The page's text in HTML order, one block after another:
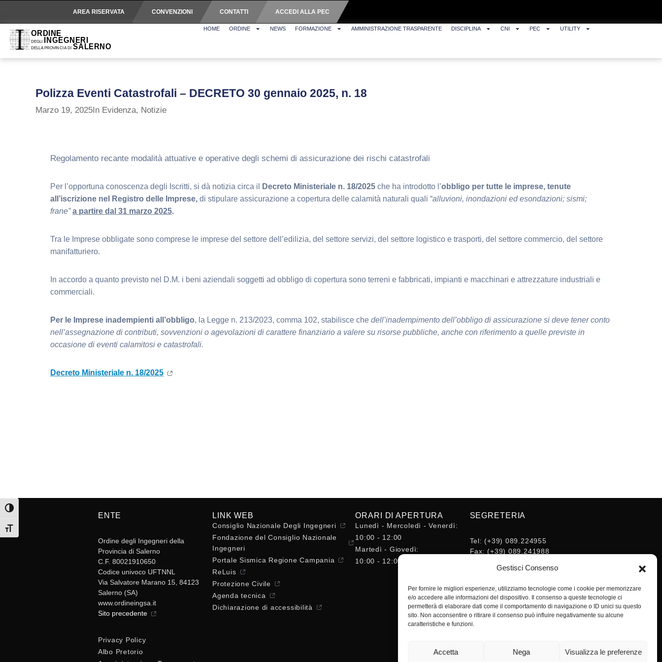
Gestisci Consenso
Per fornire le migliori esperienze, utilizziamo tecnologie come i cookie per memorizzare
e/o accedere alle informazioni del dispositivo. Il consenso a queste tecnologie ci
permetterà di elaborare dati come il comportamento di navigazione o ID unici su questo
sito. Non acconsentire o ritirare il consenso può influire negativamente su alcune
caratteristiche e funzioni.
Accetta Nega Visualizza le preferenze
AREA RISERVATA CONVENZIONI CONTATTI ACCEDI ALLA PEC
HOME ORDINE NEWS FORMAZIONE AMMINISTRAZIONE TRASPARENTE DISCIPLINA CNI PEC UTILITY
Polizza Eventi Catastrofali – DECRETO 30 gennaio 2025, n. 18
Marzo 19, 2025In Evidenza, Notizie
Regolamento recante modalità attuative e operative degli schemi di assicurazione dei rischi catastrofali
Per l’opportuna conoscenza degli Iscritti, si dà notizia circa il Decreto Ministeriale n. 18/2025 che ha introdotto l’obbligo per tutte le imprese, tenute
all’iscrizione nel Registro delle Imprese, di stipulare assicurazione a copertura delle calamità naturali quali “alluvioni, inondazioni ed esondazioni; sismi;
frane”a partire dal 31 marzo 2025.
Tra le Imprese obbligate sono comprese le imprese del settore dell’edilizia, del settore servizi, del settore logistico e trasporti, del settore commercio, del settore
manifatturiero.
In accordo a quanto previsto nel D.M. i beni aziendali soggetti ad obbligo di copertura sono terreni e fabbricati, impianti e macchinari e attrezzature industriali e
commerciali.
Per le Imprese inadempienti all’obbligo, la Legge n. 213/2023, comma 102, stabilisce che dell’inadempimento dell’obbligo di assicurazione si deve tener conto
nell’assegnazione di contributi, sovvenzioni o agevolazioni di carattere finanziario a valere su risorse pubbliche, anche con riferimento a quelle previste in
occasione di eventi calamitosi e catastrofali.
Decreto Ministeriale n. 18/2025
Attiva/disattiva alto contrasto
Attiva/disattiva dimensione testo
ENTE
Ordine degli Ingegneri della
Provincia di Salerno
C.F. 80021910650
Codice univoco UFTNNL
Via Salvatore Marano 15, 84123
Salerno (SA)
www.ordineingsa.it
Sito precedente
Privacy Policy
Albo Pretorio
LINK WEB
Consiglio Nazionale Degli Ingegneri
Fondazione del Consiglio Nazionale
Ingegneri
Portale Sismica Regione Campania
ReLuis
Protezione Civile
Agenda tecnica
Dichiarazione di accessibilità
ORARI DI APERTURA
Lunedì - Mercoledì - Venerdì:
10:00 - 12:00
Martedì - Giovedì:
10:00 - 12:00 / 14:30 - 16:30
SEGRETERIA
Tel: (+39) 089.224955
Fax: (+39) 089.241988
segreteria@ordineingsa.it
segreteria.ordine@ordingsa.it
SOCIAL